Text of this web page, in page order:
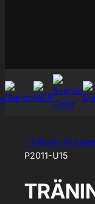
‹ Tillbaka till
P2011-U15